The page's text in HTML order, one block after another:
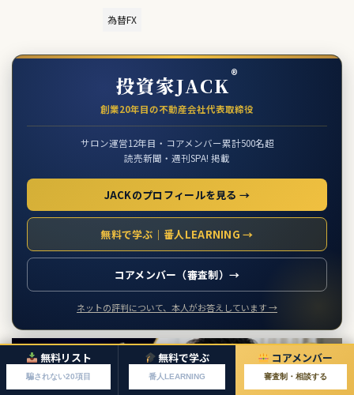
為替FX
投資家JACK®
創業20年目の不動産会社代表取締役
サロン運営12年目・コアメンバー累計500名超
読売新聞・週刊SPA! 掲載
JACKのプロフィールを見る →
無料で学ぶ｜番人LEARNING →
コアメンバー（審査制）→
ネットの評判について、本人がお答えしています →
無料リスト
騙されない20項目
無料で学ぶ
番人LEARNING
コアメンバー
審査制・相談する